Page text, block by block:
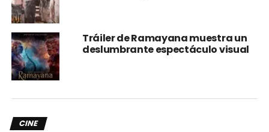
Tráiler de Ramayana muestra un
deslumbrante espectáculo visual
CINE